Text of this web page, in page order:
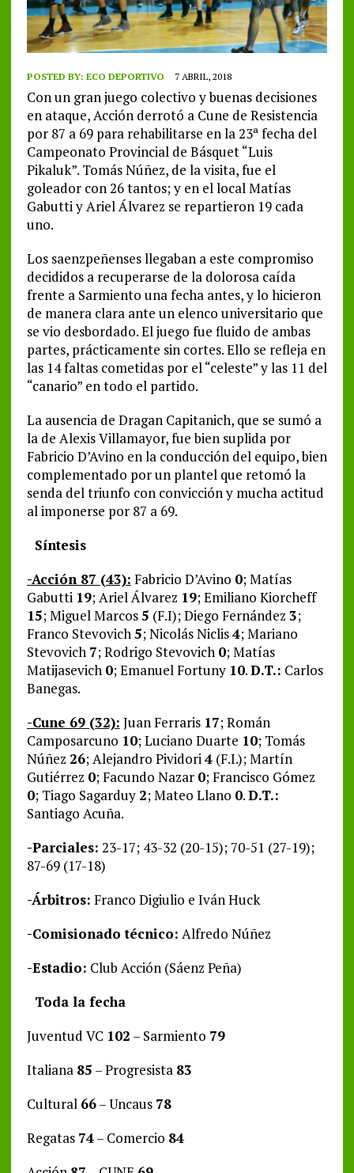
POSTED BY: ECO DEPORTIVO 7 ABRIL, 2018
Con un gran juego colectivo y buenas decisiones
en ataque, Acción derrotó a Cune de Resistencia
por 87 a 69 para rehabilitarse en la 23ª fecha del
Campeonato Provincial de Básquet “Luis
Pikaluk”. Tomás Núñez, de la visita, fue el
goleador con 26 tantos; y en el local Matías
Gabutti y Ariel Álvarez se repartieron 19 cada
uno.
Los saenzpeñenses llegaban a este compromiso
decididos a recuperarse de la dolorosa caída
frente a Sarmiento una fecha antes, y lo hicieron
de manera clara ante un elenco universitario que
se vio desbordado. El juego fue fluido de ambas
partes, prácticamente sin cortes. Ello se refleja en
las 14 faltas cometidas por el “celeste” y las 11 del
“canario” en todo el partido.
La ausencia de Dragan Capitanich, que se sumó a
la de Alexis Villamayor, fue bien suplida por
Fabricio D’Avino en la conducción del equipo, bien
complementado por un plantel que retomó la
senda del triunfo con convicción y mucha actitud
al imponerse por 87 a 69.
Síntesis
-Acción 87 (43): Fabricio D’Avino 0; Matías
Gabutti 19; Ariel Álvarez 19; Emiliano Kiorcheff
15; Miguel Marcos5 (F.I); Diego Fernández 3;
Franco Stevovich5; Nicolás Niclis4; Mariano
Stevovich 7; Rodrigo Stevovich 0; Matías
Matijasevich 0; Emanuel Fortuny 10.D.T.: Carlos
Banegas.
-Cune 69 (32): Juan Ferraris 17; Román
Camposarcuno 10; Luciano Duarte 10; Tomás
Núñez 26; Alejandro Pividori4(F.I.); Martín
Gutiérrez 0; Facundo Nazar 0; Francisco Gómez
0; Tiago Sagarduy 2; Mateo Llano 0.D.T.:
Santiago Acuña.
-Parciales: 23-17; 43-32 (20-15); 70-51 (27-19);
87-69 (17-18)
-Árbitros: Franco Digiulio e Iván Huck
-Comisionado técnico: Alfredo Núñez
-Estadio: Club Acción (Sáenz Peña)
Toda la fecha
Juventud VC 102 – Sarmiento 79
Italiana 85 – Progresista 83
Cultural 66– Uncaus 78
Regatas 74– Comercio 84